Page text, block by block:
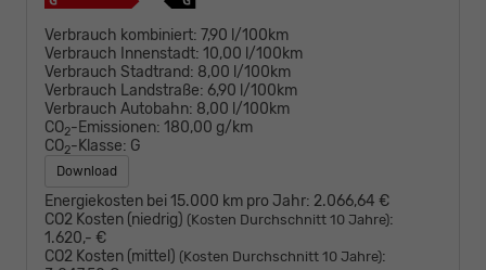
Verbrauch kombiniert: 7,90 l/100km
Verbrauch Innenstadt: 10,00 l/100km
Verbrauch Stadtrand: 8,00 l/100km
Verbrauch Landstraße: 6,90 l/100km
Verbrauch Autobahn: 8,00 l/100km
CO2-Emissionen: 180,00 g/km
CO2-Klasse: G
Download
Energiekosten bei 15.000 km pro Jahr: 2.066,64 €
CO2 Kosten (niedrig) (Kosten Durchschnitt 10 Jahre):
1.620,- €
CO2 Kosten (mittel) (Kosten Durchschnitt 10 Jahre):